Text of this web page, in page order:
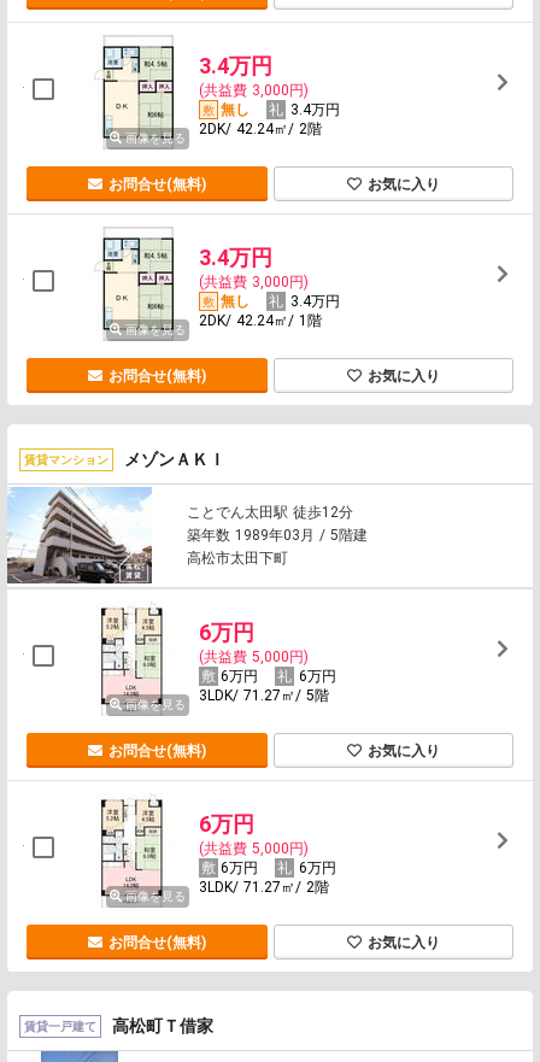
画像を見る
3.4万円
(共益費 3,000円)
無し
3.4万円
2DK/ 42.24㎡/ 2階
お問合せ(無料) お気に入り
画像を見る
3.4万円
(共益費 3,000円)
無し
3.4万円
2DK/ 42.24㎡/ 1階
お問合せ(無料) お気に入り
賃貸マンション メゾンＡＫＩ
ことでん太田駅 徒歩12分
築年数 1989年03月 / 5階建
高松市太田下町
画像を見る
6万円
(共益費 5,000円)
6万円
6万円
3LDK/ 71.27㎡/ 5階
お問合せ(無料) お気に入り
画像を見る
6万円
(共益費 5,000円)
6万円
6万円
3LDK/ 71.27㎡/ 2階
お問合せ(無料) お気に入り
賃貸一戸建て 高松町Ｔ借家